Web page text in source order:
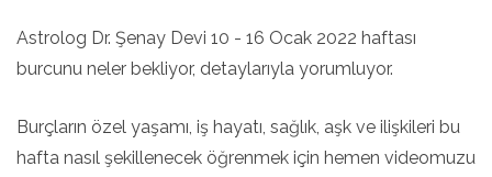
Astrolog Dr. Şenay Devi 10 - 16 Ocak 2022 haftası
burcunu neler bekliyor, detaylarıyla yorumluyor.
Burçların özel yaşamı, iş hayatı, sağlık, aşk ve ilişkileri bu
hafta nasıl şekillenecek öğrenmek için hemen videomuzu